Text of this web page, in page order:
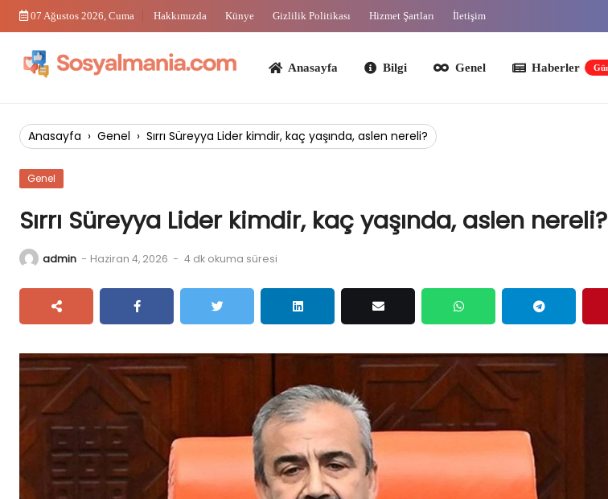
Skip
07 Ağustos 2026, Cuma Hakkımızda Künye Gizlilik Politikası Hizmet Şartları İletişim
Anasayfa Bilgi Genel Haberler
Anasayfa › Genel › Sırrı Süreyya Lider kimdir, kaç yaşında, aslen nereli?
Genel
Sırrı Süreyya Lider kimdir, kaç yaşında, aslen nereli?
admin - Haziran 4, 2026 - 4 dk okuma süresi